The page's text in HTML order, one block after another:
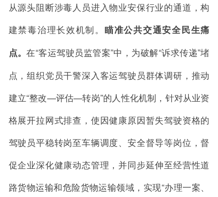
从源头阻断涉毒人员进入物业安保行业的通道，构
建禁毒治理长效机制。 瞄准公共交通安全民生痛
点。在“客运驾驶员监管案”中，为破解“诉求传递”堵
点，组织党员干警深入客运驾驶员群体调研，推动
建立“整改—评估—转岗”的人性化机制，针对从业资
格展开拉网式排查，使因健康原因暂失驾驶资格的
驾驶员平稳转岗至车辆调度、安全督导等岗位，督
促企业深化健康动态管理，并同步延伸至经营性道
路货物运输和危险货物运输领域，实现“办理一案、